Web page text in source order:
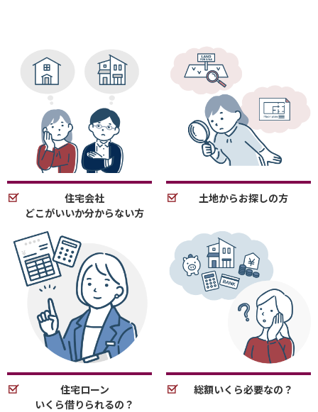
住宅会社
どこがいいか分からない方
土地からお探しの方
住宅ローン
いくら借りられるの？
総額いくら必要なの？